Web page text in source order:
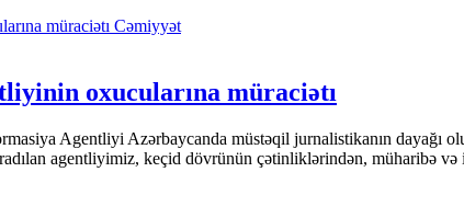
Cəmiyyət
oxucularına müraciətı
Agentliyi Azərbaycanda müstəqil jurnalistikanın dayağı
agentliyimiz, keçid dövrünün çətinliklərindən, müharibə